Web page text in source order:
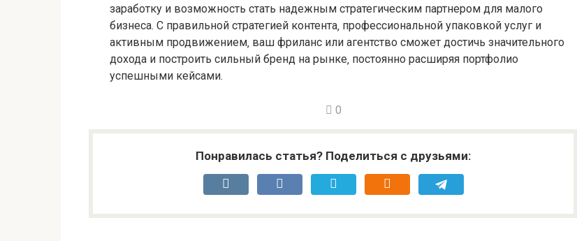
заработку и возможность стать надежным стратегическим партнером для малого
бизнеса. С правильной стратегией контента‚ профессиональной упаковкой услуг и
активным продвижением‚ ваш фриланс или агентство сможет достичь значительного
дохода и построить сильный бренд на рынке‚ постоянно расширяя портфолио
успешными кейсами.
0
Понравилась статья? Поделиться с друзьями: